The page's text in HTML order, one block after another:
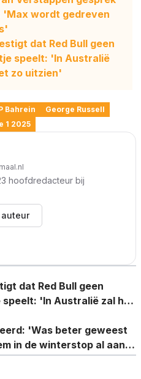
'Max wordt gedreven
dat Red Bull geen
speelt: 'In Australië
zo uitzien'
Bahrein
George Russell
1 2025
hoofdredacteur bij
dat Red Bull geen
'In Australië zal het
'Was beter geweest
in de winterstop al aan